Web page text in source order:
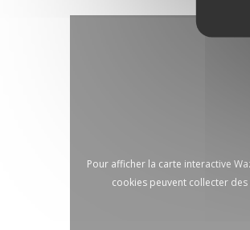
Pour afficher la carte interactive
cookies peuvent collecter